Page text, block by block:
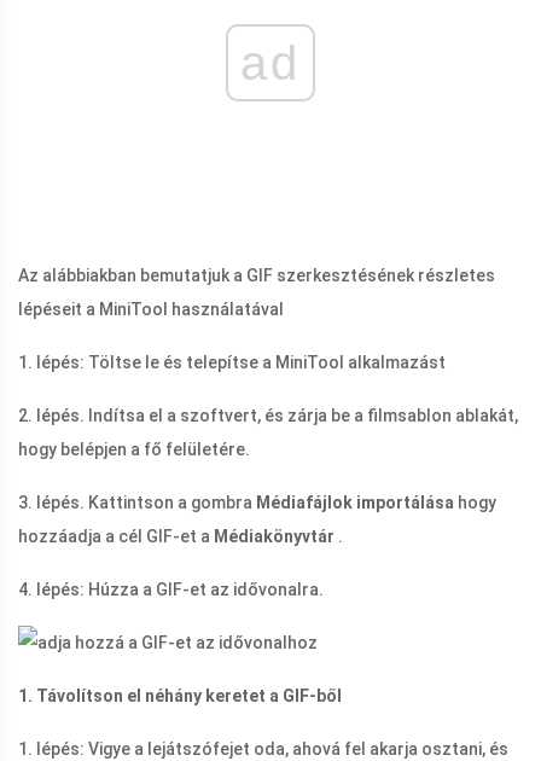
ad
Az alábbiakban bemutatjuk a GIF szerkesztésének részletes
lépéseit a MiniTool használatával
1. lépés: Töltse le és telepítse a MiniTool alkalmazást
2. lépés. Indítsa el a szoftvert, és zárja be a filmsablon ablakát,
hogy belépjen a fő felületére.
3. lépés. Kattintson a gombra Médiafájlok importálása hogy
hozzáadja a cél GIF-et a Médiakönyvtár .
4. lépés: Húzza a GIF-et az idővonalra.
1. Távolítson el néhány keretet a GIF-ből
1. lépés: Vigye a lejátszófejet oda, ahová fel akarja osztani, és